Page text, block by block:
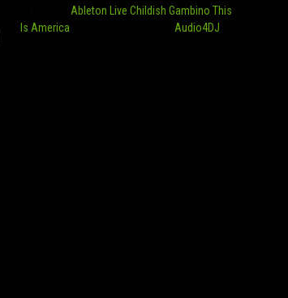
Ableton Live Childish Gambino This
Is America
Audio4DJ